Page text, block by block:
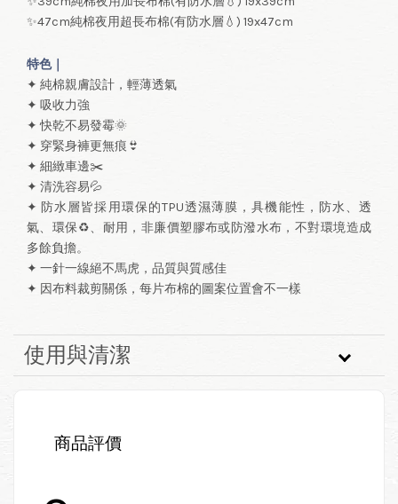
✨47cm純棉夜用超長布棉(有防水層💧) 19x47cm
特色｜
✦ 純棉親膚設計，輕薄透氣
✦ 吸收力強
✦ 快乾不易發霉🌞
✦ 穿緊身褲更無痕👙
✦ 細緻車邊✂️
✦ 清洗容易💦
✦ 防水層皆採用環保的TPU透濕薄膜，具機能性，防水、透
氣、環保♻、耐用，非廉價塑膠布或防潑水布，不對環境造成
多餘負擔。
✦ 一針一線絕不馬虎，品質與質感佳
✦ 因布料裁剪關係，每片布棉的圖案位置會不一樣
使用與清潔
商品評價